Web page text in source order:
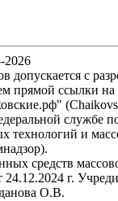
2026
допускается с
прямой ссылки на
службе
технологий и
средств
г.
О.В.